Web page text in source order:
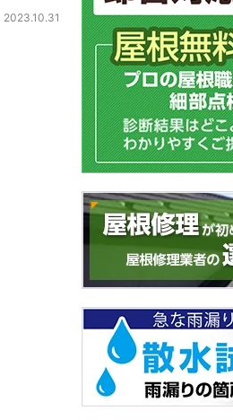
2023.10.31